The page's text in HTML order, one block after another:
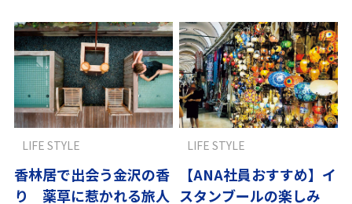
香林居で出会う金沢の香
り 薬草に惹かれる旅人
LIFE STYLE
【ANA社員おすすめ】イ
スタンブールの楽しみ
LIFE STYLE